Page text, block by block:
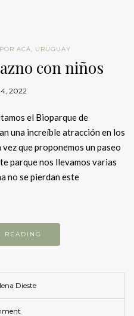
POR ACÁ URUGUAY
con niños
2022
el Bioparque de
una increíble atracción en los
que proponemos un paseo
parque nos llevamos varias
no se pierdan este
READING
Dieste